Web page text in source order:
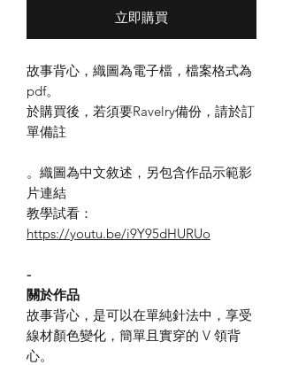
立即購買
故事背心，織圖為電子檔，檔案格式為
pdf。
於購買後，若須要Ravelry備份，請於訂
單備註
。織圖為中文敘述，另包含作品示範影
片連結
教學試看：
https://youtu.be/i9Y95dHURUo
-
關於作品
故事背心，是可以在單純針法中，享受
線材顏色變化，簡單且實穿的 V 領背
心。